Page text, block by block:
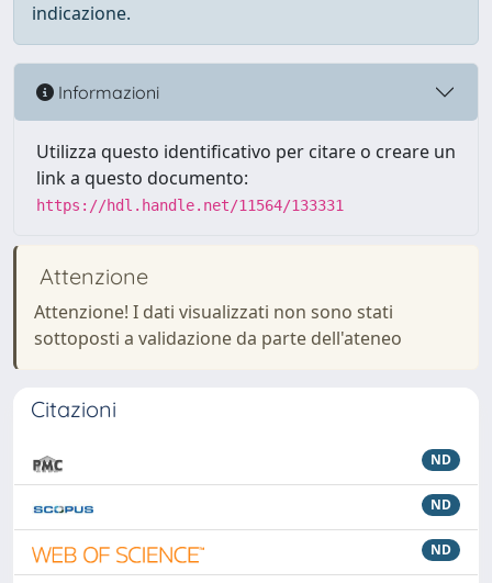
indicazione.
Informazioni
Utilizza questo identificativo per citare o creare un
link a questo documento:
https://hdl.handle.net/11564/133331
Attenzione
Attenzione! I dati visualizzati non sono stati
sottoposti a validazione da parte dell'ateneo
Citazioni
ND
ND
ND